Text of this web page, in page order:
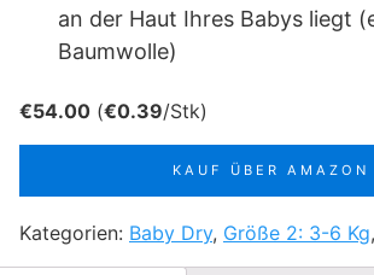
an der Haut Ihres Babys liegt
Baumwolle)
€54.00 (€0.39/Stk)
KAUF ÜBER AMAZON
Kategorien: Baby Dry, Größe 2: 3-6 Kg,